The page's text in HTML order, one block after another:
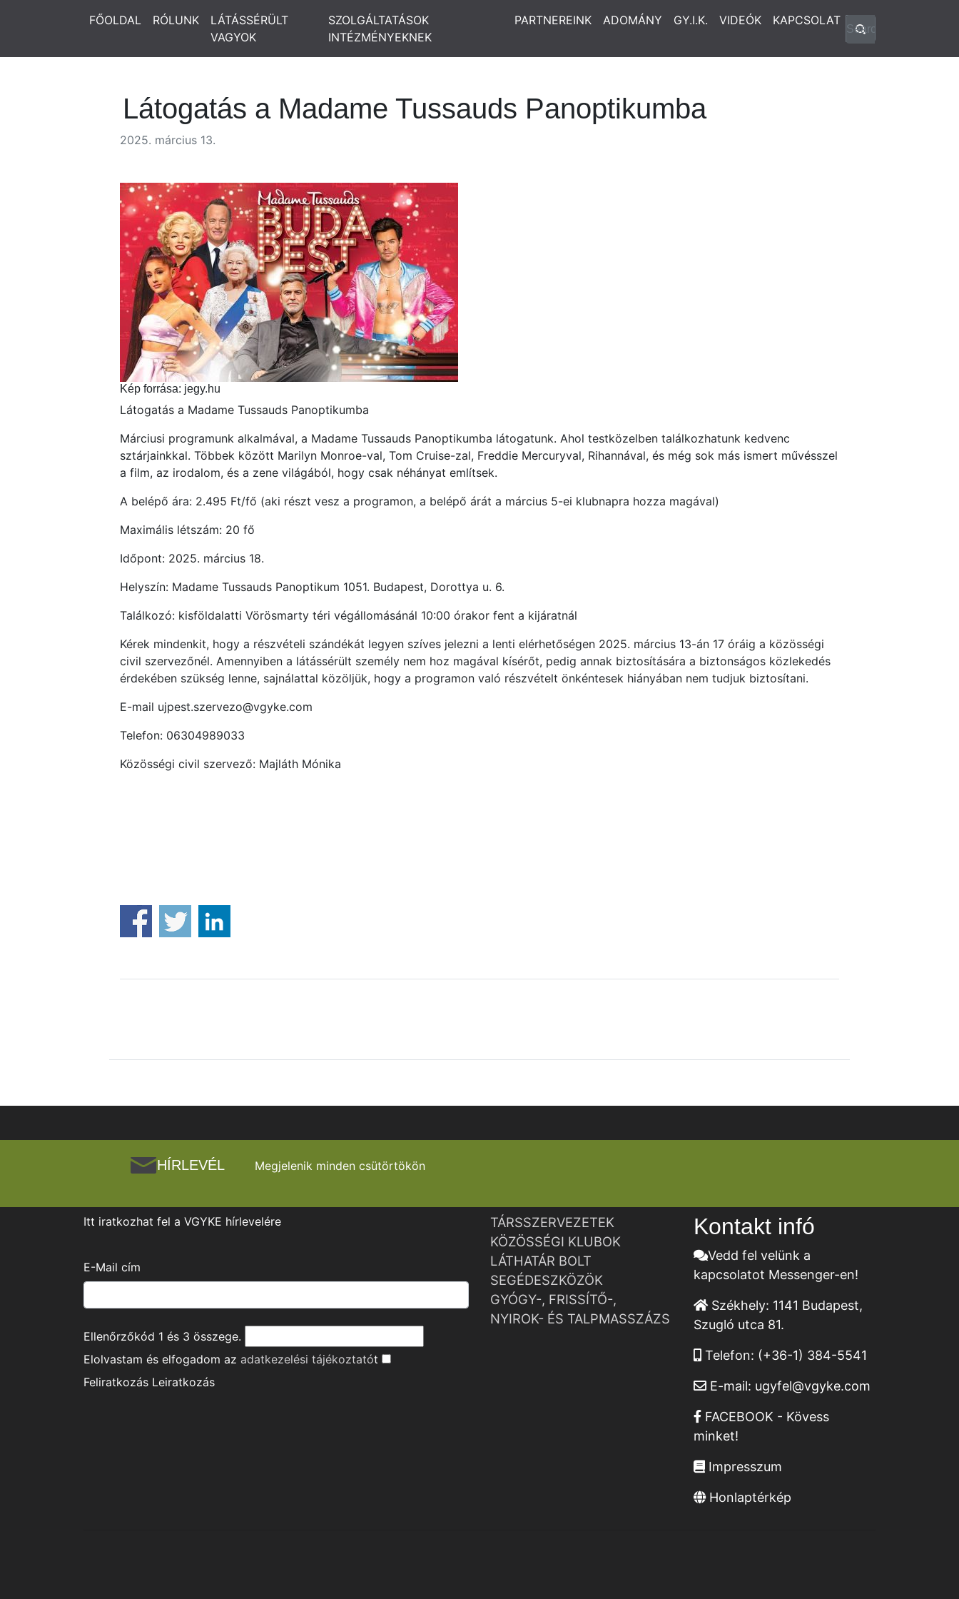
FŐOLDAL RÓLUNK
LÁTÁSSÉRÜLT
VAGYOK
SZOLGÁLTATÁSOK
INTÉZMÉNYEKNEK
PARTNEREINK ADOMÁNY GY.I.K. VIDEÓK KAPCSOLAT
Látogatás a Madame Tussauds Panoptikumba
2025. március 13.
Kép forrása: jegy.hu
Látogatás a Madame Tussauds Panoptikumba
Márciusi programunk alkalmával, a Madame Tussauds Panoptikumba látogatunk. Ahol testközelben találkozhatunk kedvenc
sztárjainkkal. Többek között Marilyn Monroe-val, Tom Cruise-zal, Freddie Mercuryval, Rihannával, és még sok más ismert művésszel
a film, az irodalom, és a zene világából, hogy csak néhányat említsek.
A belépő ára: 2.495 Ft/fő (aki részt vesz a programon, a belépő árát a március 5-ei klubnapra hozza magával)
Maximális létszám: 20 fő
Időpont: 2025. március 18.
Helyszín: Madame Tussauds Panoptikum 1051. Budapest, Dorottya u. 6.
Találkozó: kisföldalatti Vörösmarty téri végállomásánál 10:00 órakor fent a kijáratnál
Kérek mindenkit, hogy a részvételi szándékát legyen szíves jelezni a lenti elérhetőségen 2025. március 13-án 17 óráig a közösségi
civil szervezőnél. Amennyiben a látássérült személy nem hoz magával kísérőt, pedig annak biztosítására a biztonságos közlekedés
érdekében szükség lenne, sajnálattal közöljük, hogy a programon való részvételt önkéntesek hiányában nem tudjuk biztosítani.
E-mail ujpest.szervezo@vgyke.com
Telefon: 06304989033
Közösségi civil szervező: Majláth Mónika
HÍRLEVÉL Megjelenik minden csütörtökön
Itt iratkozhat fel a VGYKE hírlevelére
E-Mail cím
Ellenőrzőkód 1 és 3 összege.
Elolvastam és elfogadom az adatkezelési tájékoztatót
Feliratkozás Leiratkozás
TÁRSSZERVEZETEK
KÖZÖSSÉGI KLUBOK
LÁTHATÁR BOLT
SEGÉDESZKÖZÖK
GYÓGY-, FRISSÍTŐ-,
NYIROK- ÉS TALPMASSZÁZS
Kontakt infó
Vedd fel velünk a
kapcsolatot Messenger-en!
Székhely: 1141 Budapest,
Szugló utca 81.
Telefon: (+36-1) 384-5541
E-mail: ugyfel@vgyke.com
FACEBOOK - Kövess
minket!
Impresszum
Honlaptérkép